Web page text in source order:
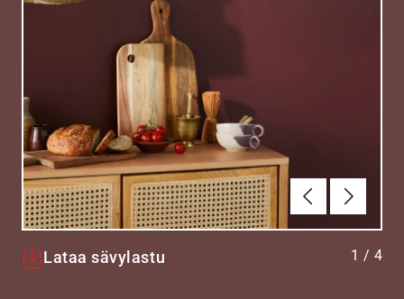
Edellinen
Lataa sävylastu 1 / 4